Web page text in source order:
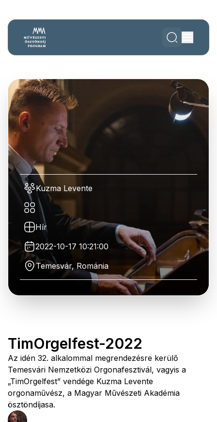
Kuzma Levente
Hír
2022-10-17 10:21:00
Temesvár, Románia
TimOrgelfest-2022
Az idén 32. alkalommal megrendezésre kerülő
Temesvári Nemzetközi Orgonafesztivál, vagyis a
„TimOrgelfest” vendége Kuzma Levente
orgonaművész, a Magyar Művészeti Akadémia
ösztöndíjasa.